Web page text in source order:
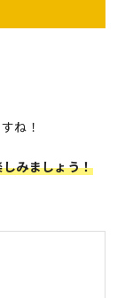
ね！
みましょう！